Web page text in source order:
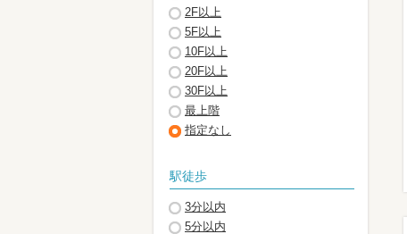
2F以上
5F以上
10F以上
20F以上
30F以上
最上階
指定なし
駅徒歩
3分以内
5分以内